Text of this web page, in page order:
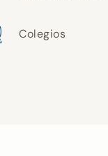
Colegios